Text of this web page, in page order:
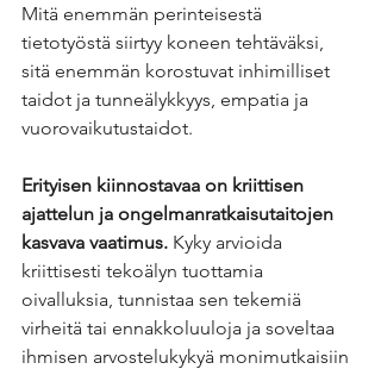
Mitä enemmän perinteisestä
tietotyöstä siirtyy koneen tehtäväksi,
sitä enemmän korostuvat inhimilliset
taidot ja tunneälykkyys, empatia ja
vuorovaikutustaidot.
Erityisen kiinnostavaa on kriittisen
ajattelun ja ongelmanratkaisutaitojen
kasvava vaatimus. Kyky arvioida
kriittisesti tekoälyn tuottamia
oivalluksia, tunnistaa sen tekemiä
virheitä tai ennakkoluuloja ja soveltaa
ihmisen arvostelukykyä monimutkaisiin